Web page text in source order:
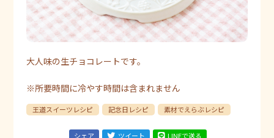
大人味の生チョコレートです。
※所要時間に冷やす時間は含まれません
王道スイーツレシピ 記念日レシピ 素材でえらぶレシピ
シェア ツイート LINEで送る